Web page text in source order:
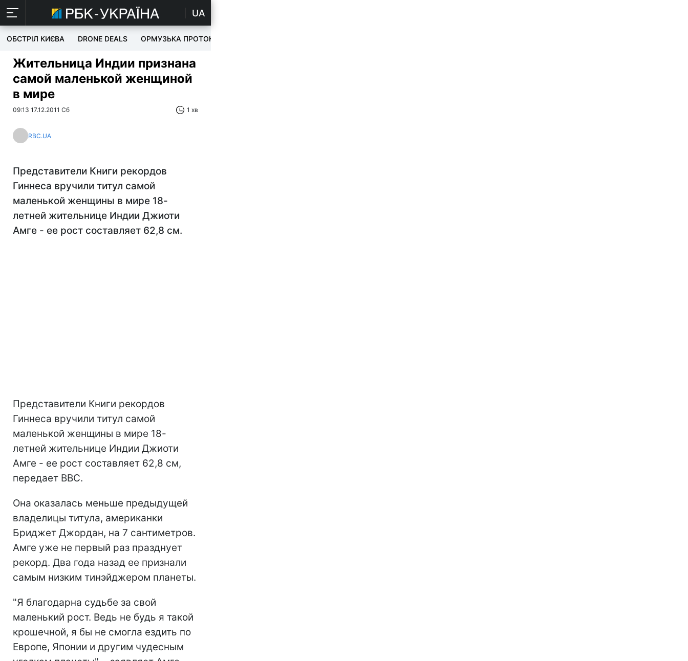
UA
ОБСТРІЛ КИЄВА DRONE DEALS ОРМУЗЬКА ПРОТОКА
Жительница Индии признана
самой маленькой женщиной
в мире
09:13 17.12.2011 Сб 1 хв
RBC.UA
Представители Книги рекордов
Гиннеса вручили титул самой
маленькой женщины в мире 18-
летней жительнице Индии Джиоти
Амге - ее рост составляет 62,8 см.
Представители Книги рекордов
Гиннеса вручили титул самой
маленькой женщины в мире 18-
летней жительнице Индии Джиоти
Амге - ее рост составляет 62,8 см,
передает ВВС.
Она оказалась меньше предыдущей
владелицы титула, американки
Бриджет Джордан, на 7 сантиметров.
Амге уже не первый раз празднует
рекорд. Два года назад ее признали
самым низким тинэйджером планеты.
"Я благодарна судьбе за свой
маленький рост. Ведь не будь я такой
крошечной, я бы не смогла ездить по
Европе, Японии и другим чудесным